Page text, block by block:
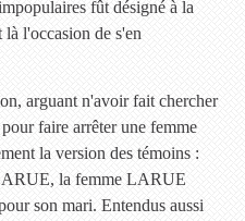
fût désigné à la
l'occasion de s'en
arguant n'avoir fait chercher
faire arrêter une femme
la version des témoins :
la femme LARUE
son mari. Entendus aussi